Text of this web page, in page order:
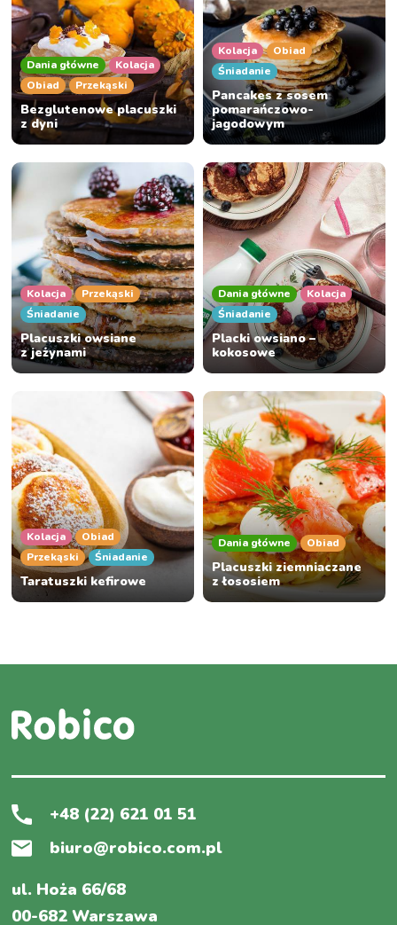
Dania główne
Kolacja
Obiad
Przekąski
Bezglutenowe placuszki
z dyni
Kolacja
Obiad
Śniadanie
Pancakes z sosem
pomarańczowo-
jagodowym
Kolacja
Przekąski
Śniadanie
Placuszki owsiane
z jeżynami
Dania główne
Kolacja
Śniadanie
Placki owsiano –
kokosowe
Kolacja
Obiad
Przekąski
Śniadanie
Taratuszki kefirowe
Dania główne Obiad
Placuszki ziemniaczane
z łososiem
+48 (22) 621 01 51
biuro@robico.com.pl
ul. Hoża 66/68
00-682 Warszawa